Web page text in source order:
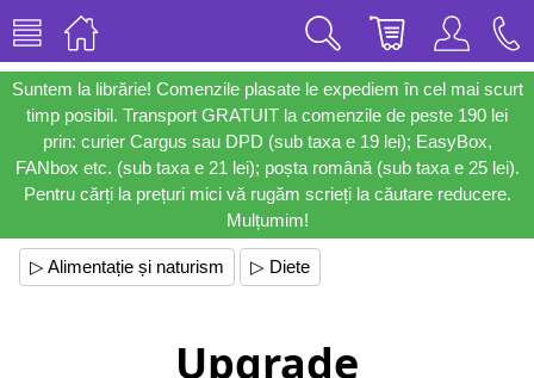
Suntem la librărie! Comenzile plasate le expediem în cel mai scurt
timp posibil. Transport GRATUIT la comenzile de peste 190 lei
prin: curier Cargus sau DPD (sub taxa e 19 lei); EasyBox,
FANbox etc. (sub taxa e 21 lei); poșta română (sub taxa e 25 lei).
Pentru cărți la prețuri mici vă rugăm scrieți la căutare reducere.
Mulțumim!
▷ Alimentație și naturism ▷ Diete
Upgrade